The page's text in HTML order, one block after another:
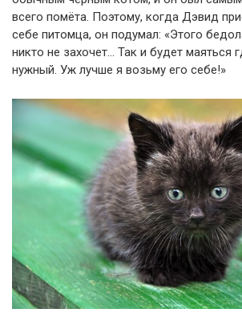
всего помёта. Поэтому, когда Дэвид
себе питомца, он подумал: «Этого
никто не захочет… Так и будет маяться
нужный. Уж лучше я возьму его себе!»